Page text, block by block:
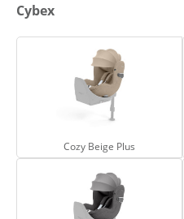
auswählen
Cybex
Cozy Beige Plus
Cozy Beige Plus